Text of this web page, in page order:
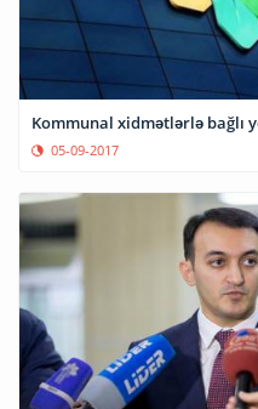
Kommunal xidmətlərlə bağlı
05-09-2017